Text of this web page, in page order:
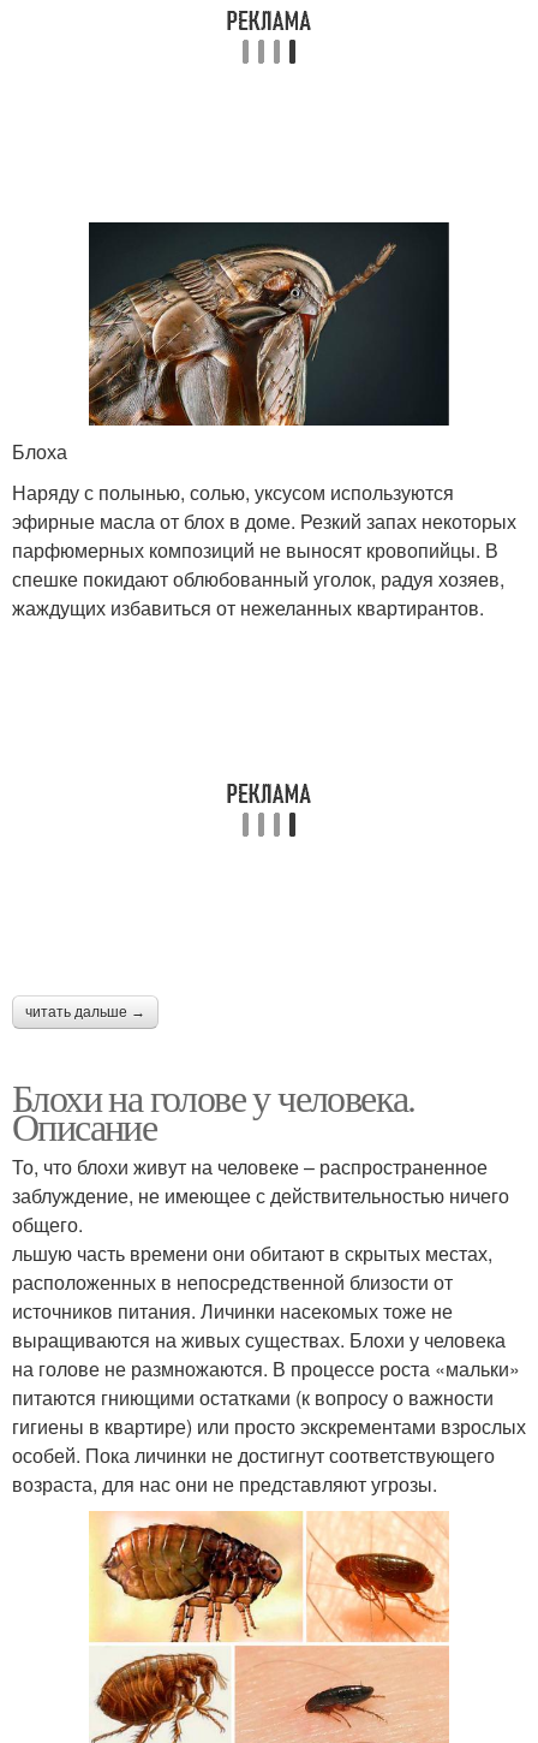
Блоха
Наряду с полынью, солью, уксусом используются
эфирные масла от блох в доме. Резкий запах некоторых
парфюмерных композиций не выносят кровопийцы. В
спешке покидают облюбованный уголок, радуя хозяев,
жаждущих избавиться от нежеланных квартирантов.
читать дальше →
Блохи на голове у человека.
Описание
То, что блохи живут на человеке – распространенное
заблуждение, не имеющее с действительностью ничего
общего.
льшую часть времени они обитают в скрытых местах,
расположенных в непосредственной близости от
источников питания. Личинки насекомых тоже не
выращиваются на живых существах. Блохи у человека
на голове не размножаются. В процессе роста «мальки»
питаются гниющими остатками (к вопросу о важности
гигиены в квартире) или просто экскрементами взрослых
особей. Пока личинки не достигнут соответствующего
возраста, для нас они не представляют угрозы.